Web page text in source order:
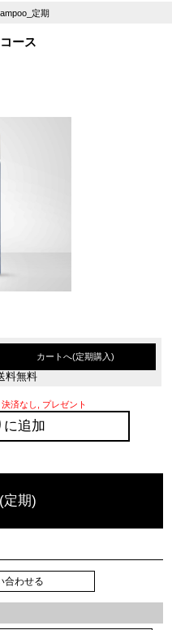
定期
ース
カートへ(定期購入)
料無料
済なし, プレゼント
に追加
定期)
合わせる